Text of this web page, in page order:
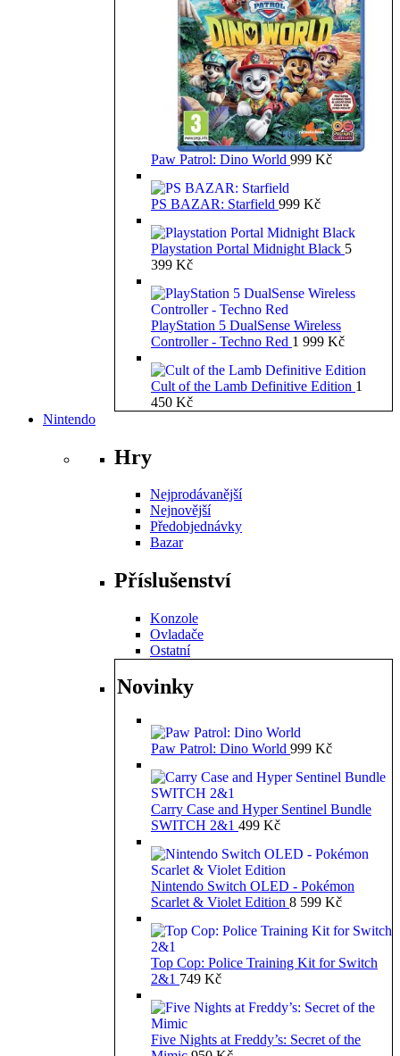
Paw Patrol: Dino World 999 Kč
PS BAZAR: Starfield 999 Kč
Playstation Portal Midnight Black 5
399 Kč
PlayStation 5 DualSense Wireless
Controller - Techno Red 1 999 Kč
Cult of the Lamb Definitive Edition 1
450 Kč
Nintendo
Hry
Nejprodávanější
Nejnovější
Předobjednávky
Bazar
Příslušenství
Konzole
Ovladače
Ostatní
Novinky
Paw Patrol: Dino World 999 Kč
Carry Case and Hyper Sentinel Bundle
SWITCH 2&1 499 Kč
Nintendo Switch OLED - Pokémon
Scarlet & Violet Edition 8 599 Kč
Top Cop: Police Training Kit for Switch
2&1 749 Kč
Five Nights at Freddy’s: Secret of the